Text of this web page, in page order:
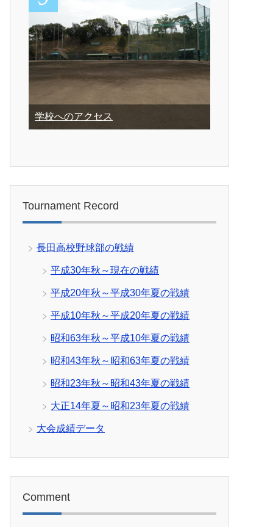
学校へのアクセス
Tournament Record
長田高校野球部の戦績
平成30年秋～現在の戦績
平成20年秋～平成30年夏の戦績
平成10年秋～平成20年夏の戦績
昭和63年秋～平成10年夏の戦績
昭和43年秋～昭和63年夏の戦績
昭和23年秋～昭和43年夏の戦績
大正14年夏～昭和23年夏の戦績
大会成績データ
Comment